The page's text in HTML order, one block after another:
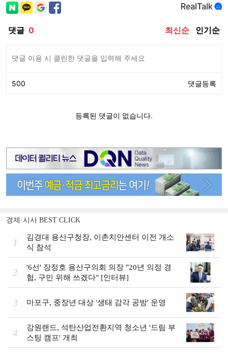
경제·시사 BEST CLICK
1
김경대 용산구청장, 이촌치안센터 이전 개소
식 참석
2
'6선' 장정호 용산구의회 의장 "20년 의정 경
험, 구민 위해 쓰겠다" [인터뷰]
3 마포구, 중장년 대상 '생태 감각 공방' 운영
4
강원랜드, 석탄산업전환지역 청소년 '드림 부
스팅 캠프' 개최